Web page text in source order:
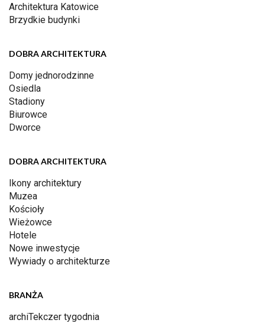
Architektura Katowice
Brzydkie budynki
DOBRA ARCHITEKTURA
Domy jednorodzinne
Osiedla
Stadiony
Biurowce
Dworce
DOBRA ARCHITEKTURA
Ikony architektury
Muzea
Kościoły
Wieżowce
Hotele
Nowe inwestycje
Wywiady o architekturze
BRANŻA
archiTekczer tygodnia